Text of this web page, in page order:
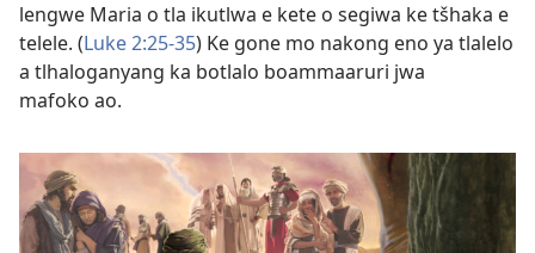
lengwe Maria o tla ikutlwa e kete o segiwa ke tšhaka e
telele. (Luke 2:25-35) Ke gone mo nakong eno ya tlalelo
a tlhaloganyang ka botlalo boammaaruri jwa
mafoko ao.